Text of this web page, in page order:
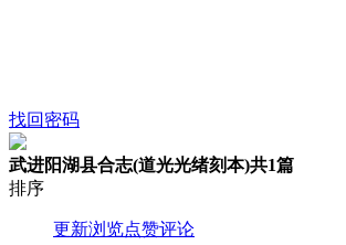
找回密码
武进阳湖县合志(道光光绪刻本)共1篇
排序
更新浏览点赞评论